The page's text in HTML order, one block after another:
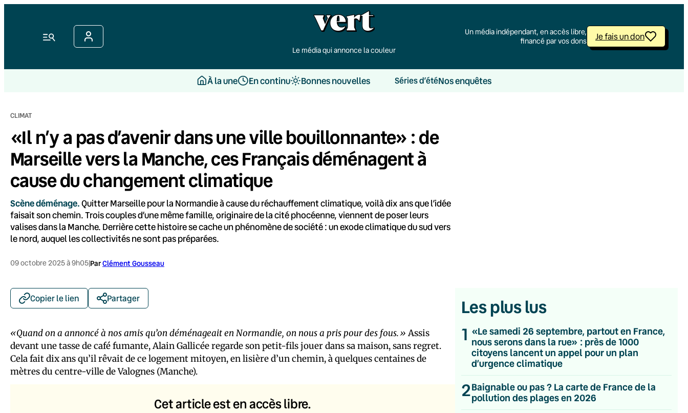
Menu
Le média qui annonce la couleur
Un média indépendant, en accès libre,
financé par vos dons
Je fais un don
À la une En continu Bonnes nouvelles Séries d’étéNos enquêtes
CLIMAT
«Il n’y a pas d’avenir dans une ville bouillonnante» : de
Marseille vers la Manche, ces Français déménagent à
cause du changement climatique
Scène déménage.Quitter Marseille pour la Normandie à cause du réchauffement climatique, voilà dix ans que l’idée
faisait son chemin. Trois couples d’une même famille, originaire de la cité phocéenne, viennent de poser leurs
valises dans la Manche. Derrière cette histoire se cache un phénomène de société : un exode climatique du sud vers
le nord, auquel les collectivités ne sont pas préparées.
09 octobre 2025 à 9h05|ParClément Gousseau
Copier le lien Partager
«Quand on a annoncé à nos amis qu’on déménageait en Normandie, on nous a pris pour des fous.»Assis
devant une tasse de café fumante, Alain Gallicée regarde son petit-fils jouer dans sa maison, sans regret.
Cela fait dix ans qu’il rêvait de ce logement mitoyen, en lisière d’un chemin, à quelques centaines de
mètres du centre-ville de Valognes (Manche).
Cet article est en accès libre.
Les plus lus
1 «Le samedi 26 septembre, partout en France,
nous serons dans la rue» : près de 1000
citoyens lancent un appel pour un plan
d’urgence climatique
2Baignable ou pas ? La carte de France de la
pollution des plages en 2026